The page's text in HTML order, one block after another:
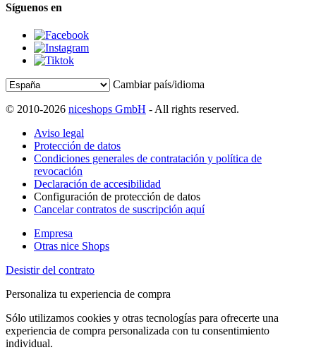
Síguenos en
Cambiar país/idioma
© 2010-2026 niceshops GmbH - All rights reserved.
Aviso legal
Protección de datos
Condiciones generales de contratación y política de
revocación
Declaración de accesibilidad
Configuración de protección de datos
Cancelar contratos de suscripción aquí
Empresa
Otras nice Shops
Desistir del contrato
Personaliza tu experiencia de compra
Sólo utilizamos cookies y otras tecnologías para ofrecerte una
experiencia de compra personalizada con tu consentimiento
individual.